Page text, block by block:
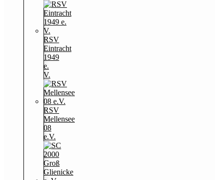
RSV
Eintracht
1949
e.
V.
RSV
Mellensee
08
e.V.